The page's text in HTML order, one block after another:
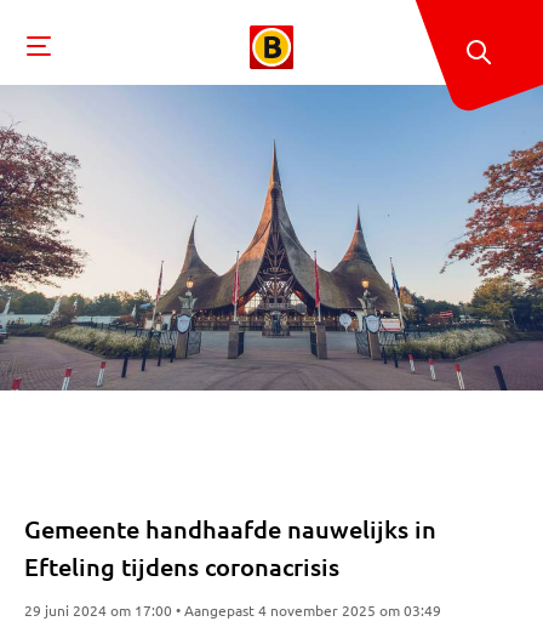
Gemeente handhaafde nauwelijks in
Efteling tijdens coronacrisis
29 juni 2024 om 17:00 • Aangepast 4 november 2025 om 03:49